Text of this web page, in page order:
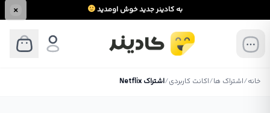
به کادینر جدید خوش اومدید
خانه/اشتراک ها/اکانت کاربردی/اشتراک Netflix